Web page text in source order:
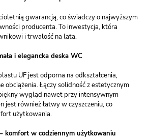
gwarancją, co świadczy o najwyższym
producenta. To inwestycja, która
i trwałość na lata.
i elegancka deska WC
UF jest odporna na odkształcenia,
obciążenia. Łączy solidność z estetycznym
wygląd nawet przy intensywnym
jest również łatwy w czyszczeniu, co
użytkowania.
komfort w codziennym użytkowaniu